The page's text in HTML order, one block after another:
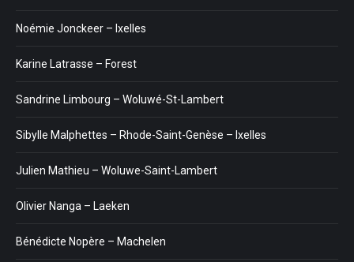
Noémie Jonckeer – Ixelles
Karine Latrasse – Forest
Sandrine Limbourg – Woluwé-St-Lambert
Sibylle Malphettes – Rhode-Saint-Genèse – Ixelles
Julien Mathieu – Woluwe-Saint-Lambert
Olivier Nanga – Laeken
Bénédicte Nopère – Machelen